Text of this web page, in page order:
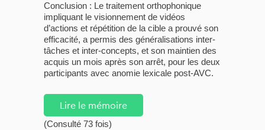
Conclusion : Le traitement orthophonique
impliquant le visionnement de vidéos
d’actions et répétition de la cible a prouvé son
efficacité, a permis des généralisations inter-
tâches et inter-concepts, et son maintien des
acquis un mois après son arrêt, pour les deux
participants avec anomie lexicale post-AVC.
Lire le mémoire
(Consulté 73 fois)